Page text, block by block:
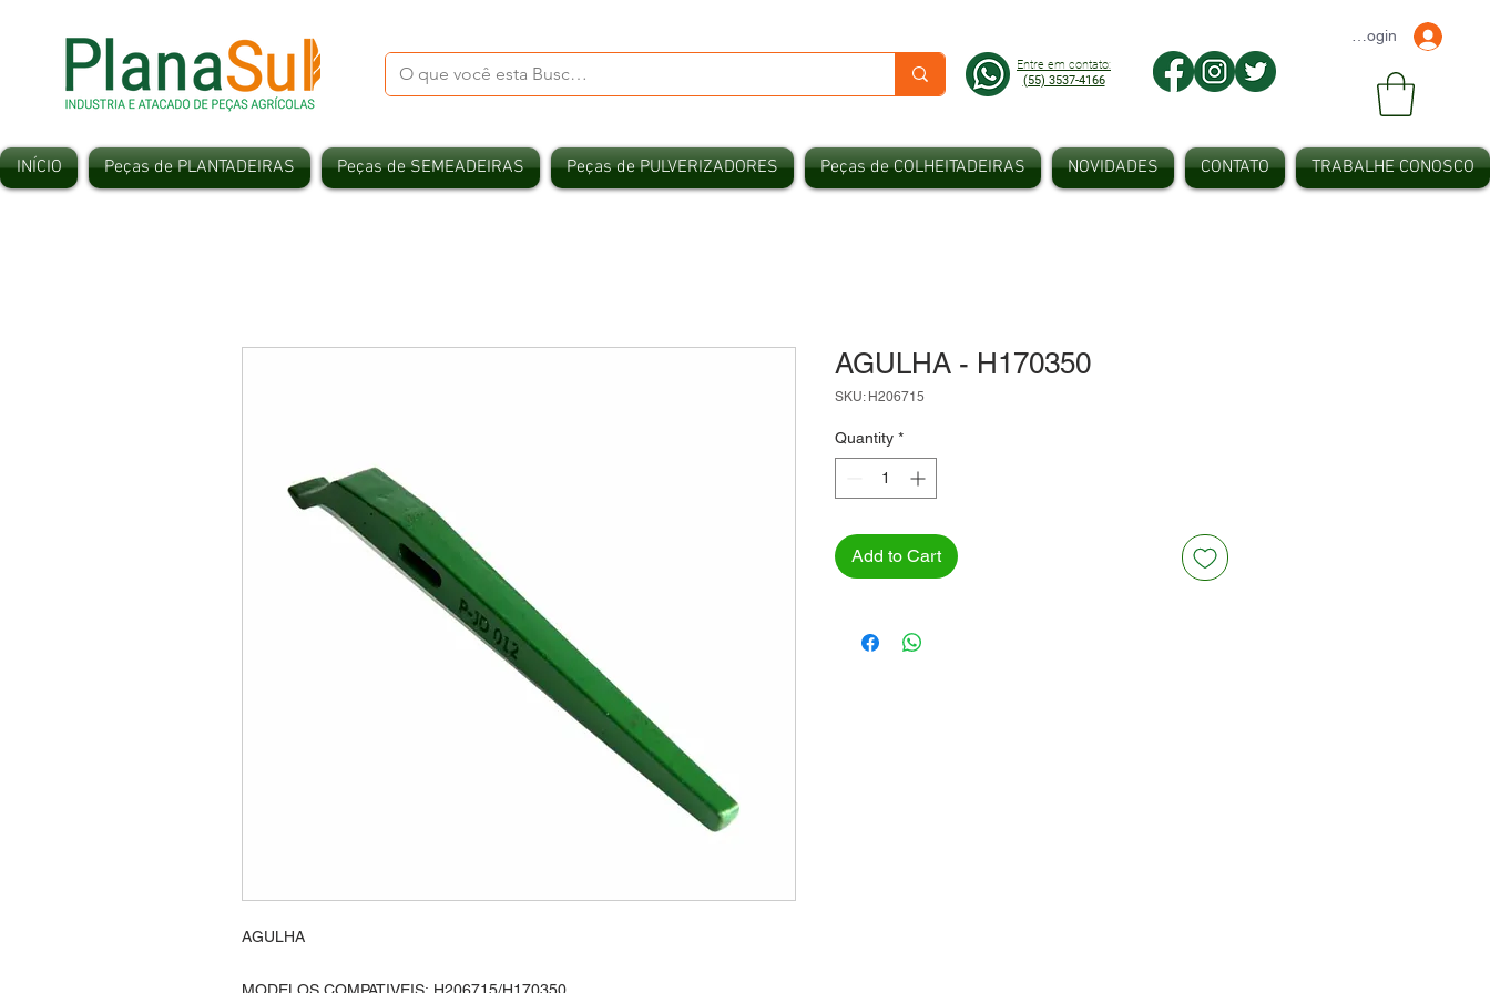
Entre em contato:
(55) 3537-4166
Faça seu Login
INÍCIO Peças de PLANTADEIRAS Peças de SEMEADEIRAS Peças de PULVERIZADORES Peças de COLHEITADEIRAS NOVIDADES CONTATO TRABALHE CONOSCO
AGULHA
AGULHA - H170350
SKU: H206715
Quantity *
Add to Cart